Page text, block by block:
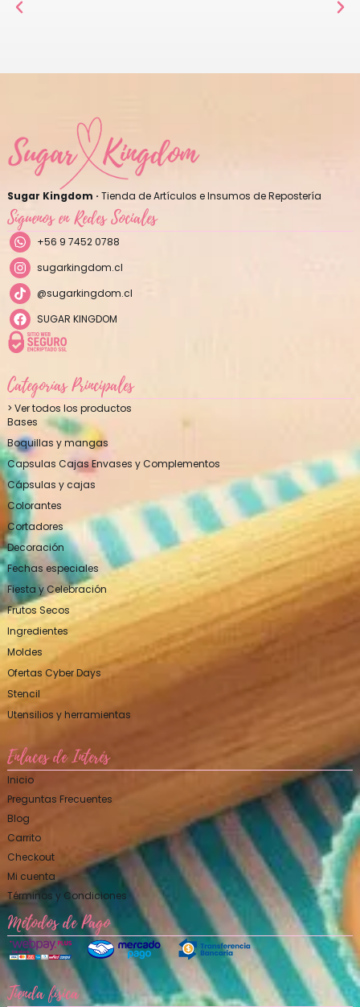
Sugar Kingdom · Tienda de Artículos e Insumos de Repostería
Síguenos en Redes Sociales
+56 9 7452 0788
sugarkingdom.cl
@sugarkingdom.cl
SUGAR KINGDOM
Categorías Principales
> Ver todos los productos
Bases
Boquillas y mangas
Capsulas Cajas Envases y Complementos
Cápsulas y cajas
Colorantes
Cortadores
Decoración
Fechas especiales
Fiesta y Celebración
Frutos Secos
Ingredientes
Moldes
Ofertas Cyber Days
Stencil
Utensilios y herramientas
Enlaces de Interés
Inicio
Preguntas Frecuentes
Blog
Carrito
Checkout
Mi cuenta
Términos y Condiciones
Métodos de Pago
Tienda física